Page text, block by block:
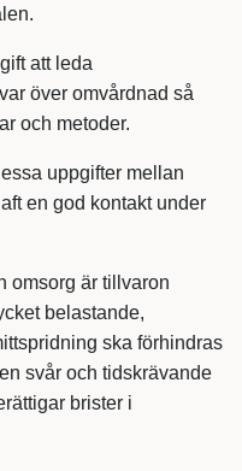
att leda
över omvårdnad så
och metoder.
uppgifter mellan
en god kontakt under
omsorg är tillvaron
belastande,
ska förhindras
svår och tidskrävande
brister i